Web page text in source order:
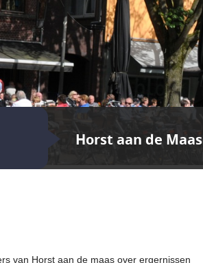
Horst aan de Maas
van Horst aan de maas over ergernissen